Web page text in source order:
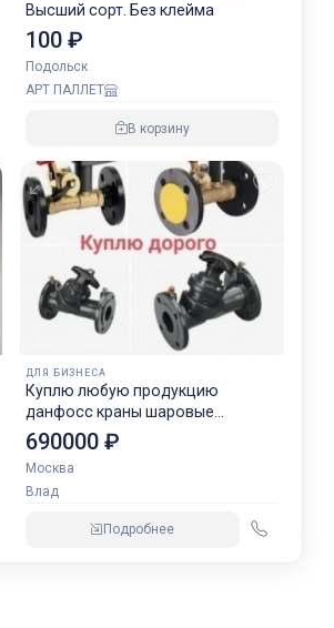
Высший сорт. Без клейма
100 ₽
Подольск
АРТ ПАЛЛЕТ
В корзину
ДЛЯ БИЗНЕСА
Куплю любую продукцию
данфосс краны шаровые
задвижки
690000 ₽
Москва
Влад
Подробнее